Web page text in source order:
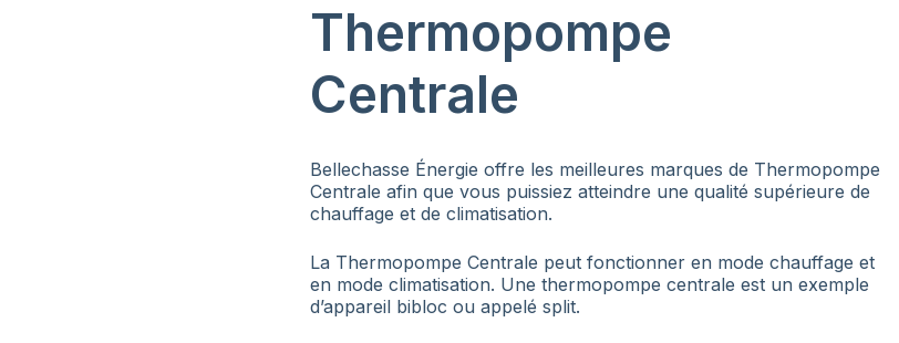
Thermopompe
Centrale
Bellechasse Énergie offre les meilleures marques de Thermopompe
Centrale afin que vous puissiez atteindre une qualité supérieure de
chauffage et de climatisation.
La Thermopompe Centrale peut fonctionner en mode chauffage et
en mode climatisation. Une thermopompe centrale est un exemple
d’appareil bibloc ou appelé split.